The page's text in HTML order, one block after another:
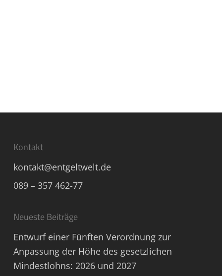
Kontakt
kontakt@entgeltwelt.de
089 – 357 462-77
Neueste Beiträge
Entwurf einer Fünften Verordnung zur
Anpassung der Höhe des gesetzlichen
Mindestlohns: 2026 und 2027